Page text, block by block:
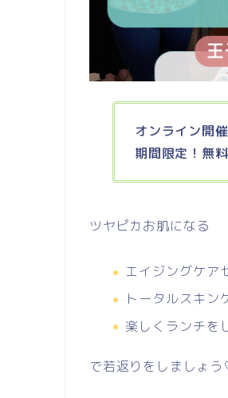
オンライン開
期間限定！無
ツヤピカお肌になる
エイジングケア
トータルスキン
楽しくランチを
で若返りをしましょ